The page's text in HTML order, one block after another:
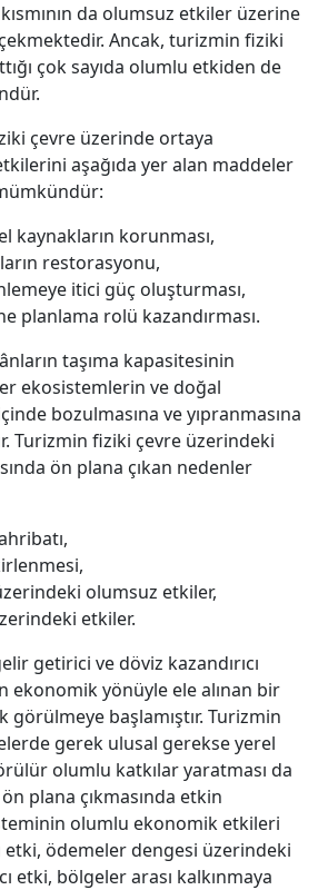
da olumsuz etkiler üzerine
Ancak, turizmin fiziki
çok sayıda olumlu etkiden de
çevre üzerinde ortaya
aşağıda yer alan maddeler
kaynakların korunması,
restorasyonu,
itici güç oluşturması,
planlama rolü kazandırması.
taşıma kapasitesinin
ekosistemlerin ve doğal
bozulmasına ve yıpranmasına
Turizmin fiziki çevre üzerindeki
ön plana çıkan nedenler
olumsuz etkiler,
etkiler.
getirici ve döviz kazandırıcı
ekonomik yönüyle ele alınan bir
başlamıştır. Turizmin
gerek ulusal gerekse yerel
olumlu katkılar yaratması da
plana çıkmasında etkin
olumlu ekonomik etkileri
etki, ödemeler dengesi üzerindeki
etki, bölgeler arası kalkınmaya